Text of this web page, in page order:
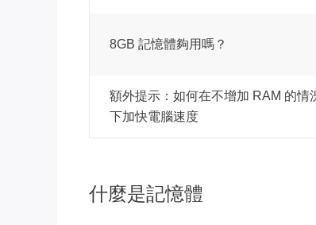
8GB 記憶體夠用嗎？
額外提示：如何在不增加 RAM 的情
下加快電腦速度
什麼是記憶體